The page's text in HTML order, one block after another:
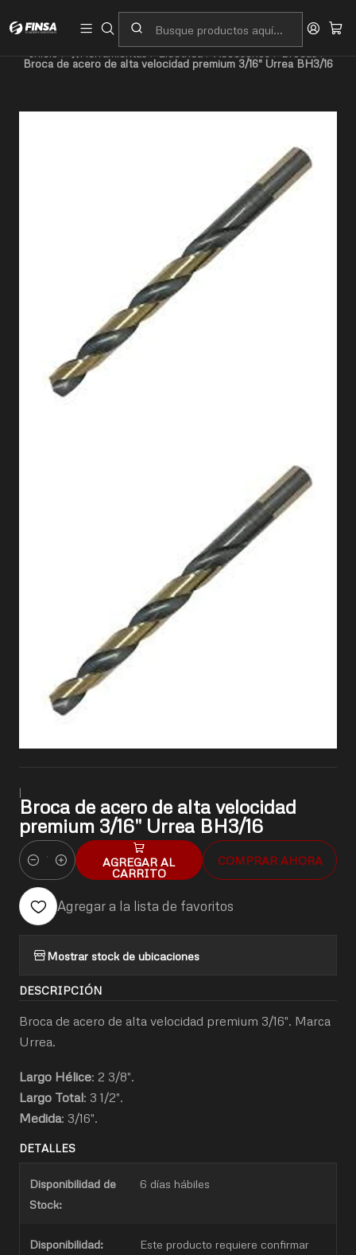
Broca de acero de alta velocidad premium 3/16" Urrea BH3/16
|
Broca de acero de alta velocidad
premium 3/16" Urrea BH3/16
Cantidad
AGREGAR AL
CARRITO
COMPRAR AHORA
Agregar a la lista de favoritos
Mostrar stock de ubicaciones
DESCRIPCIÓN
Broca de acero de alta velocidad premium 3/16". Marca
Urrea.
Largo Hélice: 2 3/8".
Largo Total: 3 1/2".
Medida: 3/16".
DETALLES
Disponibilidad de
Stock:
6 días hábiles
Disponibilidad:
Este producto requiere confirmar